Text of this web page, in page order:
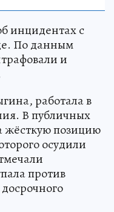
инцидентах с
По данным
и
работала в
В публичных
жёсткую позицию
осудили
против